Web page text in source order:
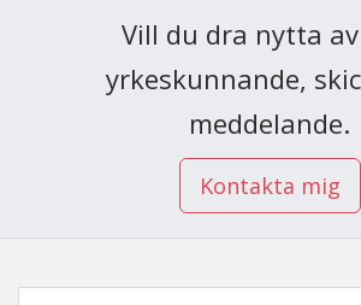
Vill du dra nytta
yrkeskunnande,
meddelande.
Kontakta mig